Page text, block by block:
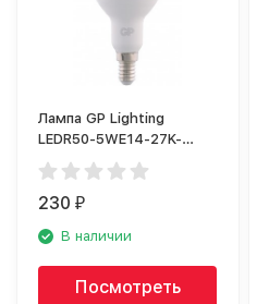
Лампа GP Lighting
LEDR50-5WE14-27K-
2CRB1
230₽
В наличии
Посмотреть